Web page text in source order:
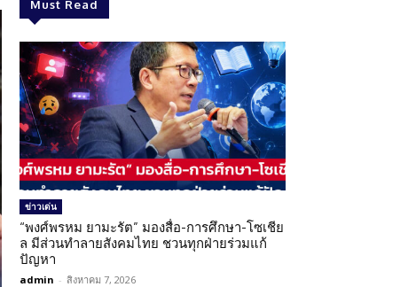
Must Read
ข่าวเด่น
“พงศ์พรหม ยามะรัต” มองสื่อ-การศึกษา-โซเชีย
ล มีส่วนทำลายสังคมไทย ชวนทุกฝ่ายร่วมแก้
ปัญหา
admin - สิงหาคม 7, 2026